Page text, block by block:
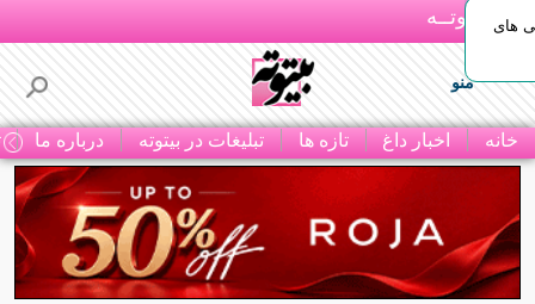
بـیتوتــه
منو
خانه اخبار داغ تازه ها تبلیغات در بیتوته درباره ما
های